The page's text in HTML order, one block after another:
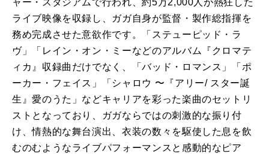
ャー・スタジアムで⾏われ、約5万2,000⼈が熱狂した
ライブ映像を収録し、ガガ⾃⾝が監督・製作総指揮を
務め完成させた意欲作です。「ステューピッド・ラ
ヴ」「レイン・オン・ミーなどのアルバム『クロマテ
ィカ』収録曲だけでなく、「バッド・ロマンス」「ポ
ーカー・フェイス」「シャロウ 〜『アリー/ スター誕
⽣』愛のうた」などキャリアを彩った楽曲のセットリ
ストとなっており、ガガならではの刺激的な振り付
け、情熱的な舞台演出、⾐装の数々を駆使した息を飲
むのむようなライブパフォーマンスと感動的なピア